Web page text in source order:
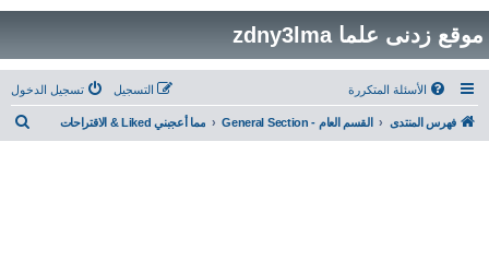
موقع زدنى علما zdny3lma
الأسئلة المتكررة تسجيل الدخول التسجيل
فهرس المنتدى القسم العام - General Section مما أعجبني Liked & الاقتراحات
ب